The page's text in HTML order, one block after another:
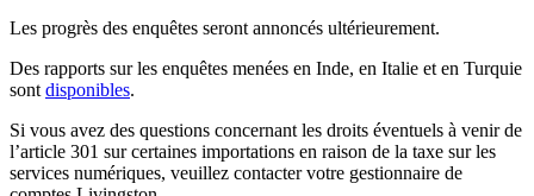
Les progrès des enquêtes seront annoncés ultérieurement.
Des rapports sur les enquêtes menées en Inde, en Italie et en Turquie
sontdisponibles.
Si vous avez des questions concernant les droits éventuels à venir de
l’article 301 sur certaines importations en raison de la taxe sur les
services numériques, veuillez contacter votre gestionnaire de